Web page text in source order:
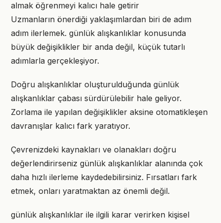
almak öğrenmeyi kalıcı hale getirir
Uzmanların önerdiği yaklaşımlardan biri de adım
adım ilerlemek. günlük alışkanlıklar konusunda
büyük değişiklikler bir anda değil, küçük tutarlı
adımlarla gerçekleşiyor.
Doğru alışkanlıklar oluşturulduğunda günlük
alışkanlıklar çabası sürdürülebilir hale geliyor.
Zorlama ile yapılan değişiklikler aksine otomatikleşen
davranışlar kalıcı fark yaratıyor.
Çevrenizdeki kaynakları ve olanakları doğru
değerlendirirseniz günlük alışkanlıklar alanında çok
daha hızlı ilerleme kaydedebilirsiniz. Fırsatları fark
etmek, onları yaratmaktan az önemli değil.
günlük alışkanlıklar ile ilgili karar verirken kişisel